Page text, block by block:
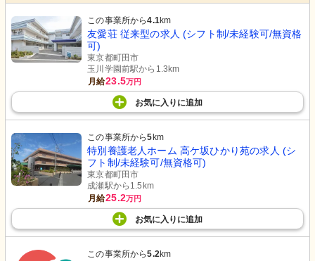
この事業所から4.1km
友愛荘 従来型の求人 (シフト制/未経験可/無資格
可)
東京都町田市
玉川学園前駅から1.3km
月給23.5万円
お気に入り に追加
この事業所から5 km
特別養護老人ホーム 高ケ坂ひかり苑の求人 (シ
フト制/未経験可/無資格可)
東京都町田市
成瀬駅から1.5km
月給25.2万円
お気に入り に追加
この事業所から5.2km